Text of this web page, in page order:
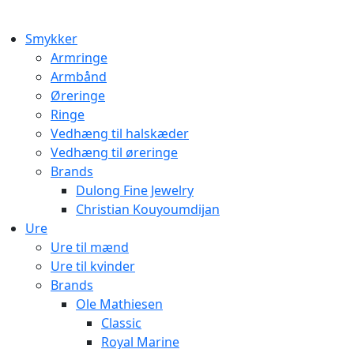
Smykker
Armringe
Armbånd
Øreringe
Ringe
Vedhæng til halskæder
Vedhæng til øreringe
Brands
Dulong Fine Jewelry
Christian Kouyoumdijan
Ure
Ure til mænd
Ure til kvinder
Brands
Ole Mathiesen
Classic
Royal Marine